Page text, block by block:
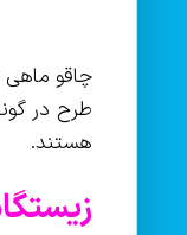
چاقو
طرح در
هستند.